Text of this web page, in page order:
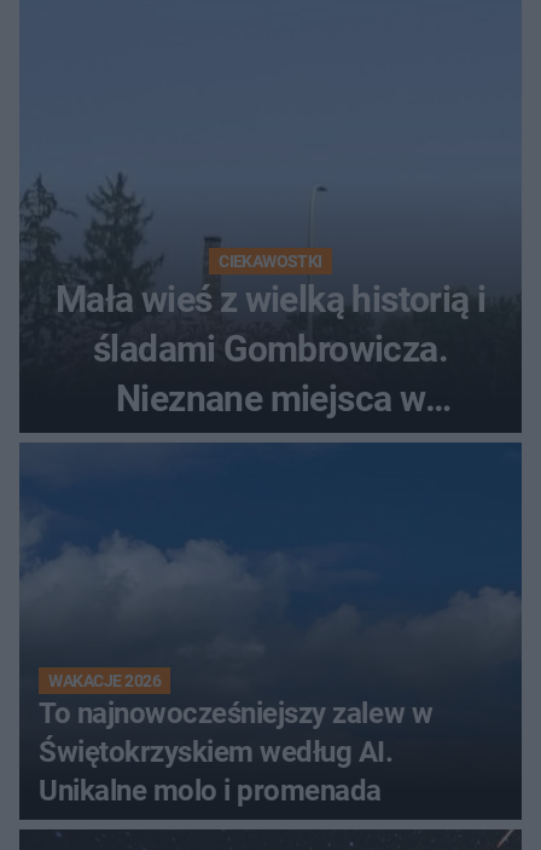
CIEKAWOSTKI
Mała wieś z wielką historią i
śladami Gombrowicza.
Nieznane miejsca w
Świętokrzyskiem
WAKACJE 2026
To najnowocześniejszy zalew w
Świętokrzyskiem według AI.
Unikalne molo i promenada